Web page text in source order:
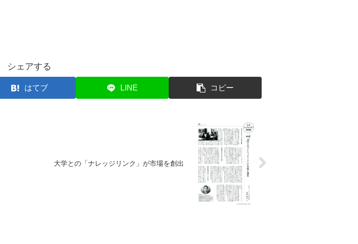
シェアする
はてブ LINE コピー
大学との「ナレッジリンク」が市場を創出